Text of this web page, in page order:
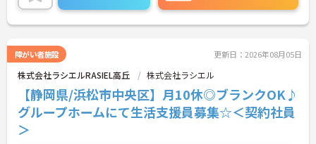
障がい者施設 更新日：2026年08月05日
株式会社ラシエルRASIEL高丘 株式会社ラシエル
【静岡県/浜松市中央区】月10休◎ブランクOK♪
グループホームにて生活支援員募集☆＜契約社員
＞